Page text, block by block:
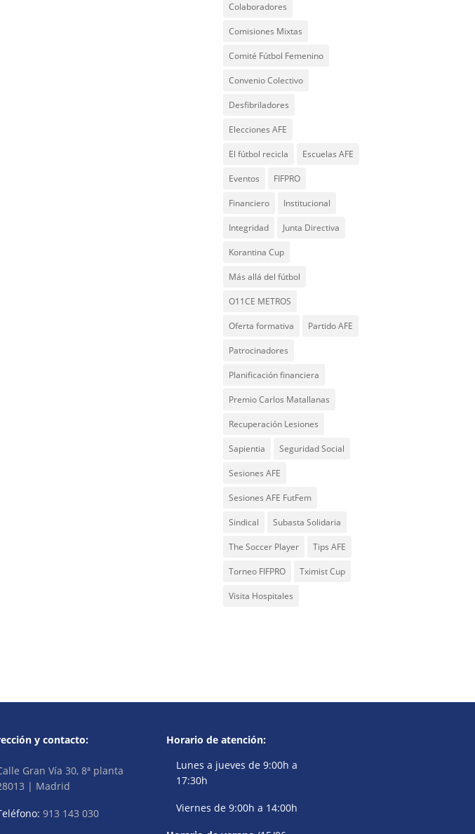
Colaboradores
Comisiones Mixtas
Comité Fútbol Femenino
Convenio Colectivo
Desfibriladores
Elecciones AFE
El fútbol recicla Escuelas AFE
Eventos FIFPRO
Financiero Institucional
Integridad Junta Directiva
Korantina Cup
Más allá del fútbol
O11CE METROS
Oferta formativa Partido AFE
Patrocinadores
Planificación financiera
Premio Carlos Matallanas
Recuperación Lesiones
Sapientia Seguridad Social
Sesiones AFE
Sesiones AFE FutFem
Sindical Subasta Solidaria
The Soccer Player Tips AFE
Torneo FIFPRO Tximist Cup
Visita Hospitales
y contacto:
Gran Vía 30, 8ª planta
| Madrid
913 143 030
Horario de atención:
Lunes a jueves de 9:00h a
17:30h
Viernes de 9:00h a 14:00h